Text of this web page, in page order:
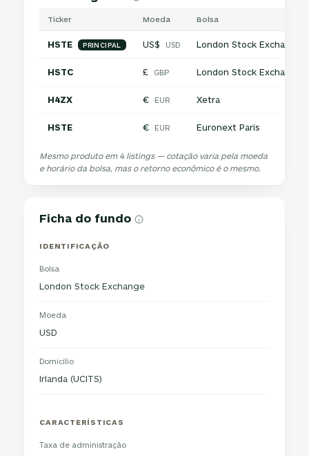
Ticker Moeda Bolsa
HSTE PRINCIPAL US$ USD London Stock Exchange
HSTC £ GBP London Stock Exchange
H4ZX € EUR Xetra
HSTE € EUR Euronext Paris
Mesmo produto em 4 listings — cotação varia pela moeda
e horário da bolsa, mas o retorno econômico é o mesmo.
Ficha do fundo
IDENTIFICAÇÃO
Bolsa
London Stock Exchange
Moeda
USD
Domicílio
Irlanda (UCITS)
CARACTERÍSTICAS
Taxa de administração